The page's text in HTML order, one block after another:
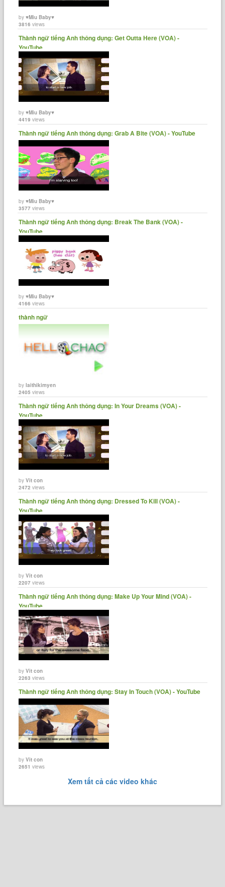
by♥Miu Baby♥
3816 views
Thành ngữ tiếng Anh thông dụng: Get Outta Here (VOA) -
YouTube
by♥Miu Baby♥
4419 views
Thành ngữ tiếng Anh thông dụng: Grab A Bite (VOA) - YouTube
by♥Miu Baby♥
3577 views
Thành ngữ tiếng Anh thông dụng: Break The Bank (VOA) -
YouTube
by♥Miu Baby♥
4166 views
thành ngữ
bylaithikimyen
2405 views
Thành ngữ tiếng Anh thông dụng: In Your Dreams (VOA) -
YouTube
byVit con
2472 views
Thành ngữ tiếng Anh thông dụng: Dressed To Kill (VOA) -
YouTube
byVit con
2207 views
Thành ngữ tiếng Anh thông dụng: Make Up Your Mind (VOA) -
YouTube
byVit con
2263 views
Thành ngữ tiếng Anh thông dụng: Stay In Touch (VOA) - YouTube
byVit con
2651 views
Xem tất cả các video khác